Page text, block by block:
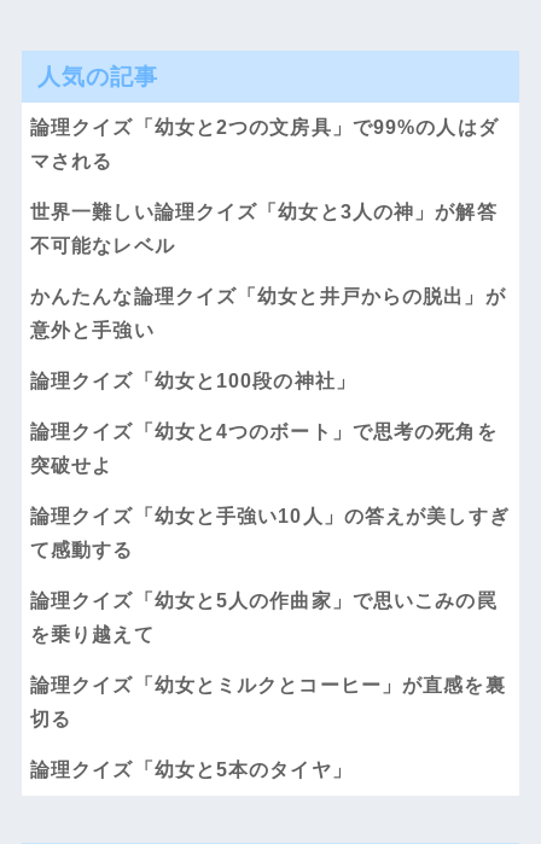
人気の記事
論理クイズ「幼女と2つの文房具」で99%の人はダ
マされる
世界一難しい論理クイズ「幼女と3人の神」が解答
不可能なレベル
かんたんな論理クイズ「幼女と井戸からの脱出」が
意外と手強い
論理クイズ「幼女と100段の神社」
論理クイズ「幼女と4つのボート」で思考の死角を
突破せよ
論理クイズ「幼女と手強い10人」の答えが美しすぎ
て感動する
論理クイズ「幼女と5人の作曲家」で思いこみの罠
を乗り越えて
論理クイズ「幼女とミルクとコーヒー」が直感を裏
切る
論理クイズ「幼女と5本のタイヤ」